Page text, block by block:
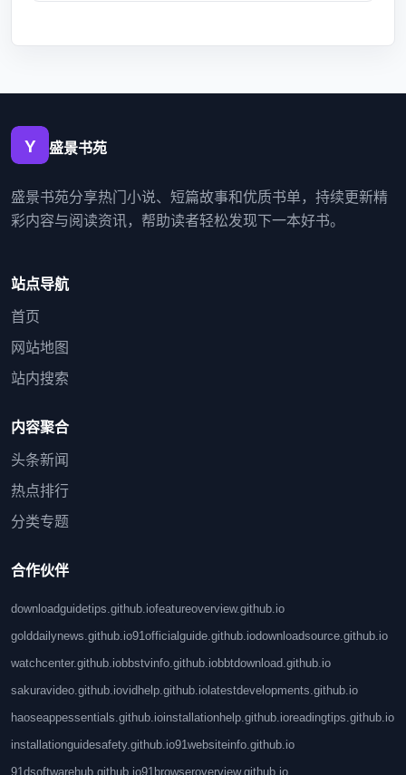
盛景书苑
盛景书苑分享热门小说、短篇故事和优质书单，持续更新精
彩内容与阅读资讯，帮助读者轻松发现下一本好书。
站点导航
首页
网站地图
站内搜索
内容聚合
头条新闻
热点排行
分类专题
合作伙伴
downloadguidetips.github.iofeatureoverview.github.io
golddailynews.github.io91officialguide.github.iodownloadsource.github.io
watchcenter.github.iobbstvinfo.github.iobbtdownload.github.io
sakuravideo.github.iovidhelp.github.io latestdevelopments.github.io
haoseappessentials.github.ioinstallationhelp.github.ioreadingtips.github.io
installationguidesafety.github.io91websiteinfo.github.io
91dsoftwarehub.github.io91browseroverview.github.io